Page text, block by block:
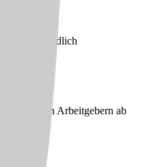
& unverbindlich
passenden Arbeitgebern ab
bei dir